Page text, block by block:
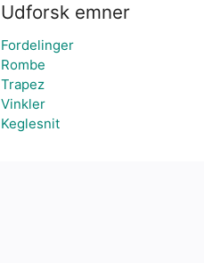
Udforsk emner
Fordelinger
Rombe
Trapez
Vinkler
Keglesnit